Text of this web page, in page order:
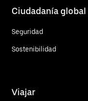
Ciudadanía global
Seguridad
Sostenibilidad
Viajar